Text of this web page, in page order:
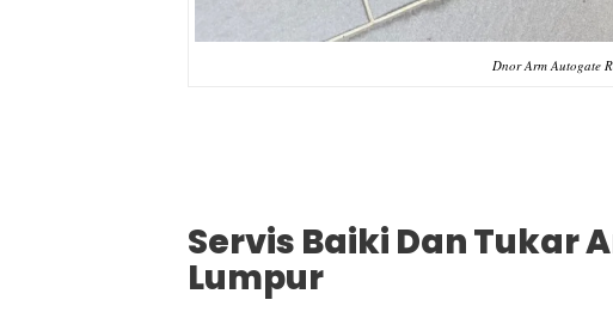
Dnor Arm Autogate
Servis Baiki Dan Tukar
Lumpur